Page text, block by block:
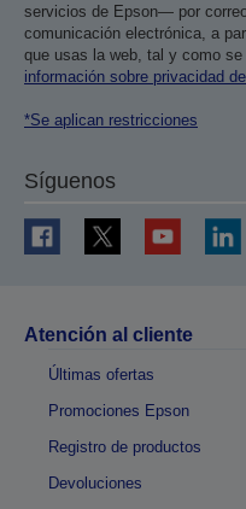
servicios de Epson— por
comunicación electrónica, a
que usas la web, tal y como
información sobre privacidad
*Se aplican restricciones
Síguenos
Atención al cliente
Últimas ofertas
Promociones Epson
Registro de productos
Devoluciones